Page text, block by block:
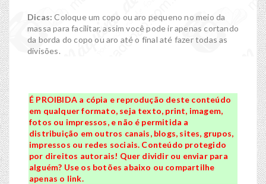
Dicas:Coloque um copo ou aro pequeno no meio da
massa para facilitar, assim você pode ir apenas cortando
da borda do copo ou aro até o final até fazer todas as
divisões.
É PROIBIDA a cópia e reprodução deste conteúdo
em qualquer formato, seja texto, print, imagem,
fotos ou impressos, e não é permitida a
distribuição em outros canais, blogs, sites, grupos,
impressos ou redes sociais. Conteúdo protegido
por direitos autorais! Quer dividir ou enviar para
alguém? Use os botões abaixo ou compartilhe
apenas o link.